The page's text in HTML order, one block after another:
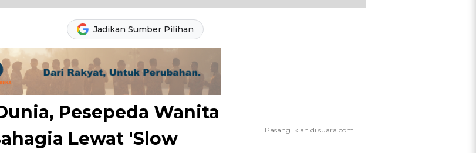
Jadikan Sumber Pilihan
Pesepeda Wanita
Lewat 'Slow